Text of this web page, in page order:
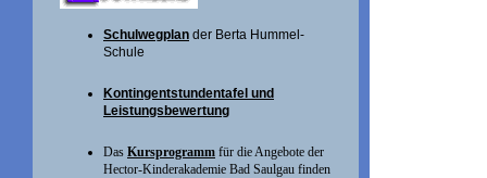
Schulwegplan der Berta Hummel-
Schule
Kontingentstundentafel und
Leistungsbewertung
Das Kursprogramm für die Angebote der
Hector-Kinderakademie Bad Saulgau finden